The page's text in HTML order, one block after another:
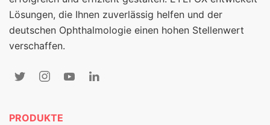
Lösungen, die Ihnen zuverlässig helfen und der
deutschen Ophthalmologie einen hohen Stellenwert
verschaffen.
PRODUKTE